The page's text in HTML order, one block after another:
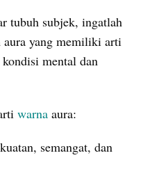
tubuh subjek, ingatlah
yang memiliki arti
mental dan
warna aura:
semangat, dan